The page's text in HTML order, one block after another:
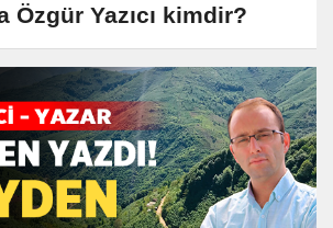
Özgür Yazıcı kimdir?